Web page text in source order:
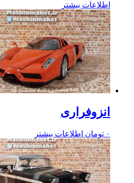
اطلاعات بیشتر
انزوفراری
۰ تومان اطلاعات بیشتر